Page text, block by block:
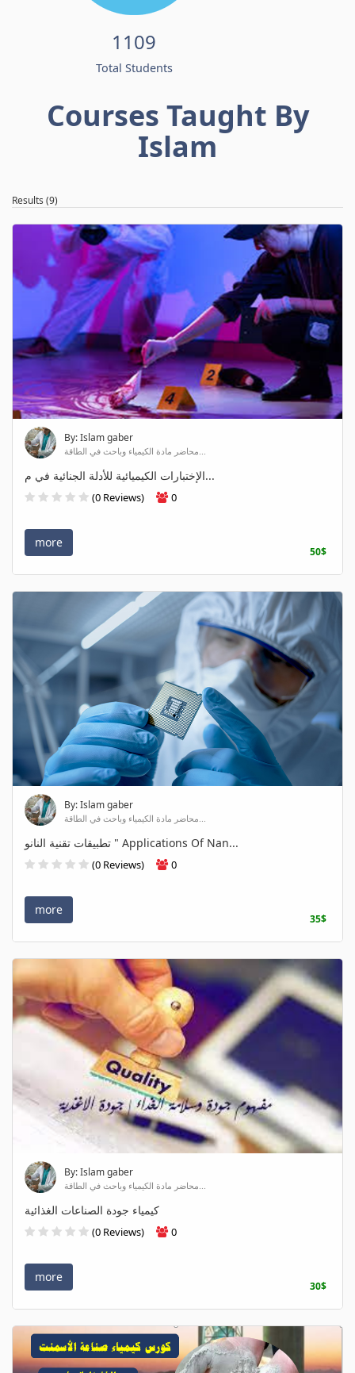
1109
Total Students
Courses Taught By
Islam
Results (9)
By: Islam gaber
محاضر مادة الكيمياء وباحث في الطاقة...
الإختبارات الكيميائية للأدلة الجنائية في م...
(0 Reviews) 0
more
50$
By: Islam gaber
محاضر مادة الكيمياء وباحث في الطاقة...
تطبيقات تقنية النانو " Applications Of Nan...
(0 Reviews) 0
more
35$
By: Islam gaber
محاضر مادة الكيمياء وباحث في الطاقة...
كيمياء جودة الصناعات الغذائية
(0 Reviews) 0
more
30$